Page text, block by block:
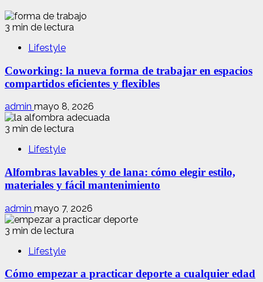
3 min de lectura
Lifestyle
Coworking: la nueva forma de trabajar en espacios
compartidos eficientes y flexibles
admin mayo 8, 2026
3 min de lectura
Lifestyle
Alfombras lavables y de lana: cómo elegir estilo,
materiales y fácil mantenimiento
admin mayo 7, 2026
3 min de lectura
Lifestyle
Cómo empezar a practicar deporte a cualquier edad